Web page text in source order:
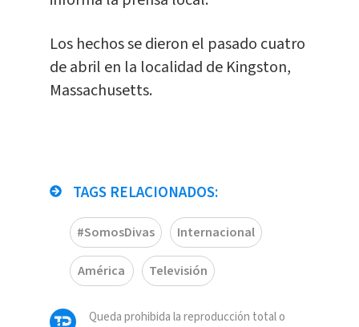
Los hechos se dieron el pasado cuatro
de abril en la localidad de Kingston,
Massachusetts.
TAGS RELACIONADOS:
#SomosDivas Internacional
América Televisión
Queda prohibida la reproducción total o